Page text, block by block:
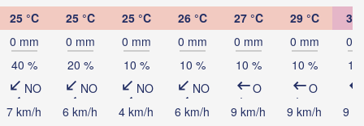
25 °C
0 mm
40 %
NO
7 km/h
25 °C
0 mm
20 %
NO
6 km/h
25 °C
0 mm
10 %
NO
4 km/h
26 °C
0 mm
10 %
NO
6 km/h
27 °C
0 mm
10 %
O
9 km/h
29 °C
0 mm
10 %
O
9 km/h
30
0
10
9
Kingston
Jérémie